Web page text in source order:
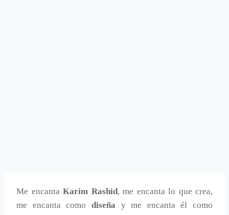
Me encanta Karim Rashid, me encanta lo que crea,
me encanta como diseña y me encanta él como